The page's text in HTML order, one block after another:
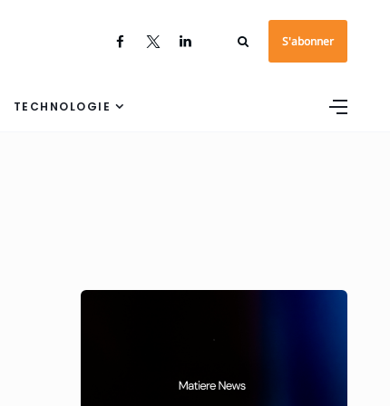
S'abonner
TECHNOLOGIE